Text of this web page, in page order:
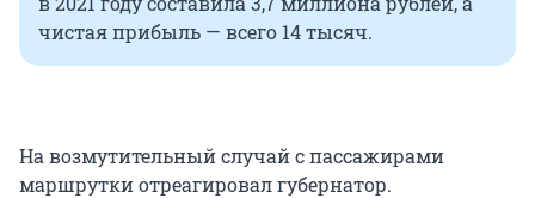
чистая прибыль — всего 14 тысяч.
На возмутительный случай с пассажирами
маршрутки отреагировал губернатор.